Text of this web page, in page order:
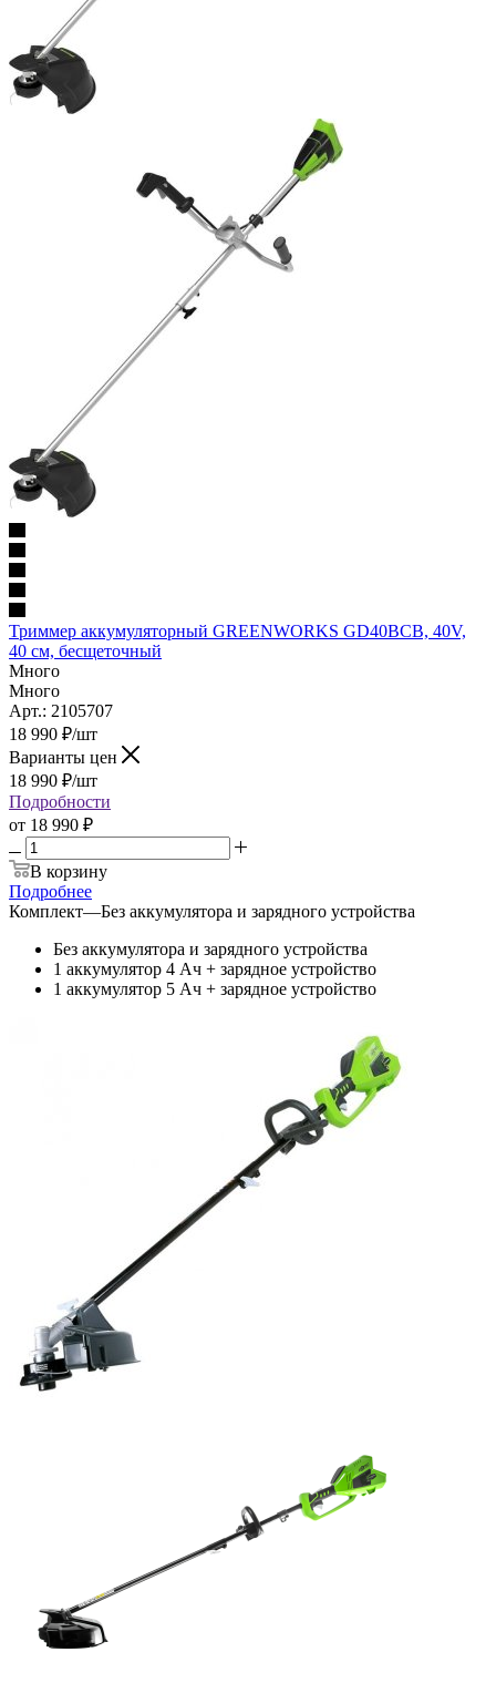
Триммер аккумуляторный GREENWORKS GD40BCB, 40V,
40 см, бесщеточный
Много
Много
Арт.: 2105707
18 990 ₽/шт
Варианты цен
18 990 ₽/шт
Подробности
от 18 990 ₽
В корзину
Подробнее
Комплект—Без аккумулятора и зарядного устройства
Без аккумулятора и зарядного устройства
1 аккумулятор 4 Ач + зарядное устройство
1 аккумулятор 5 Ач + зарядное устройство